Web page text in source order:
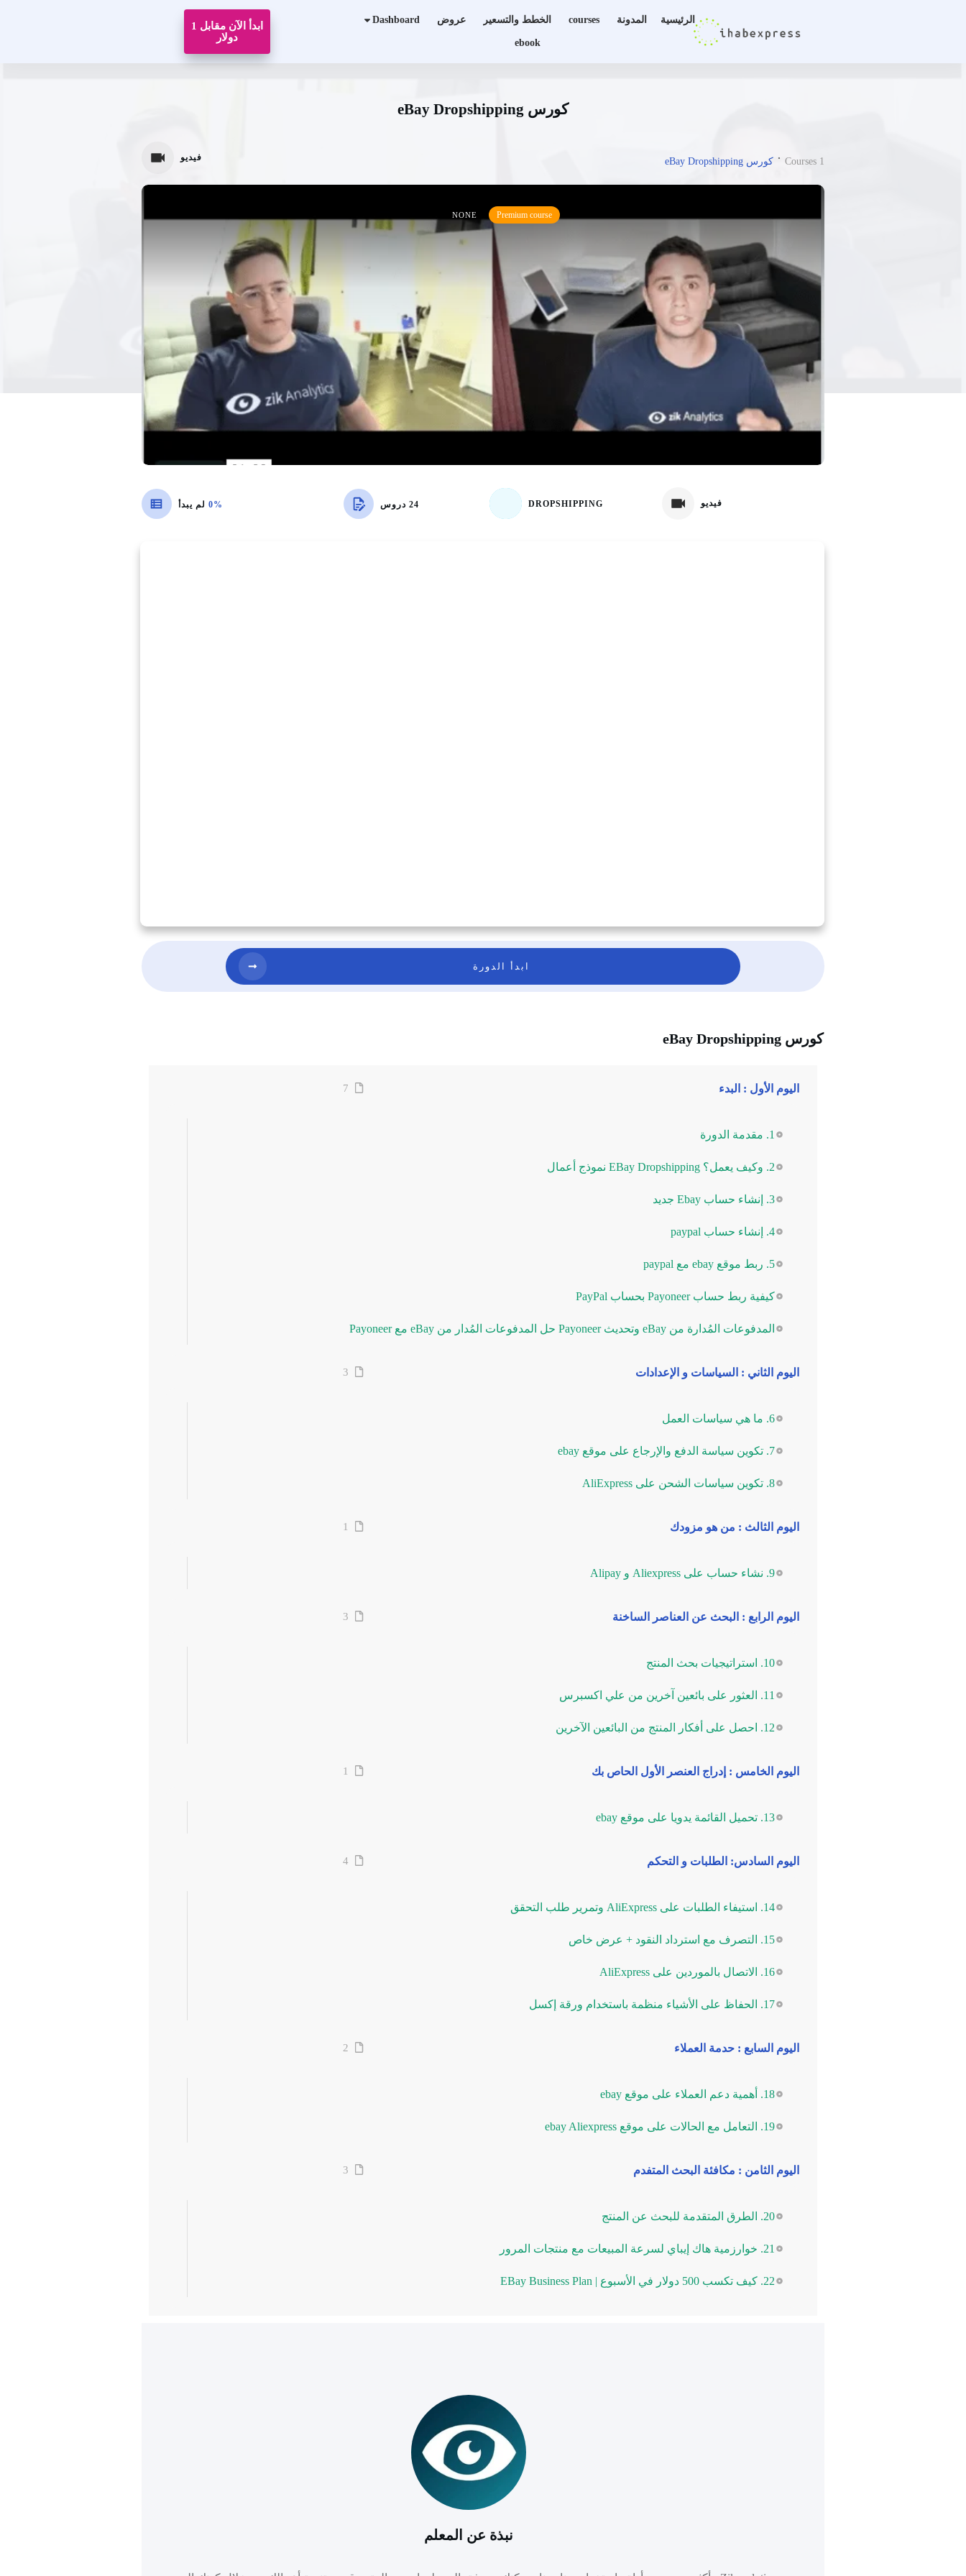
الرئيسية المدونة courses الخطط والتسعير عروض Dashboard
ebook
ابدأ الآن مقابل 1
دولار
كورس eBay Dropshipping
Courses 1 كورس eBay Dropshipping فيديو
Premium course
NONE
فيديو DROPSHIPPING 24 دروس 0% لم يبدأ
ابدأ الدورة
كورس eBay Dropshipping
اليوم الأول : البدء 7
1. مقدمة الدورة
2. وكيف يعمل؟ EBay Dropshipping نموذج أعمال
3. إنشاء حساب Ebay جديد
4. إنشاء حساب paypal
5. ربط موقع ebay مع paypal
كيفية ربط حساب Payoneer بحساب PayPal
المدفوعات المُدارة من eBay وتحديث Payoneer حل المدفوعات المُدار من eBay مع Payoneer
اليوم الثاني : السياسات و الإعدادات 3
6. ما هي سياسات العمل
7. تكوين سياسة الدفع والإرجاع على موقع ebay
8. تكوين سياسات الشحن على AliExpress
اليوم الثالث : من هو مزودك 1
9. نشاء حساب على Aliexpress و Alipay
اليوم الرابع : البحث عن العناصر الساخنة 3
10. استراتيجيات بحث المنتج
11. العثور على بائعين آخرين من علي اكسبرس
12. احصل على أفكار المنتج من البائعين الآخرين
اليوم الخامس : إدراج العنصر الأول الحاص بك 1
13. تحميل القائمة يدويا على موقع ebay
اليوم السادس: الطلبات و التحكم 4
14. استيفاء الطلبات على AliExpress وتمرير طلب التحقق
15. التصرف مع استرداد النقود + عرض خاص
16. الاتصال بالموردين على AliExpress
17. الحفاظ على الأشياء منظمة باستخدام ورقة إكسل
اليوم السابع : حدمة العملاء 2
18. أهمية دعم العملاء على موقع ebay
19. التعامل مع الحالات على موقع ebay Aliexpress
اليوم الثامن : مكافئة البحث المتفدم 3
20. الطرق المتقدمة للبحث عن المنتج
21. خوارزمية هاك إيباي لسرعة المبيعات مع منتجات المرور
22. كيف تكسب 500 دولار في الأسبوع | EBay Business Plan
نبذة عن المعلم